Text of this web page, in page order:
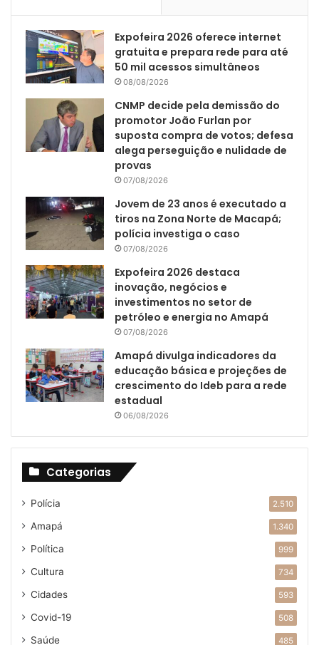
Expofeira 2026 oferece internet
gratuita e prepara rede para até
50 mil acessos simultâneos
08/08/2026
CNMP decide pela demissão do
promotor João Furlan por
suposta compra de votos; defesa
alega perseguição e nulidade de
provas
07/08/2026
Jovem de 23 anos é executado a
tiros na Zona Norte de Macapá;
polícia investiga o caso
07/08/2026
Expofeira 2026 destaca
inovação, negócios e
investimentos no setor de
petróleo e energia no Amapá
07/08/2026
Amapá divulga indicadores da
educação básica e projeções de
crescimento do Ideb para a rede
estadual
06/08/2026
Categorias
Polícia 2.510
Amapá 1.340
Política 999
Cultura 734
Cidades 593
Covid-19 508
Saúde 485